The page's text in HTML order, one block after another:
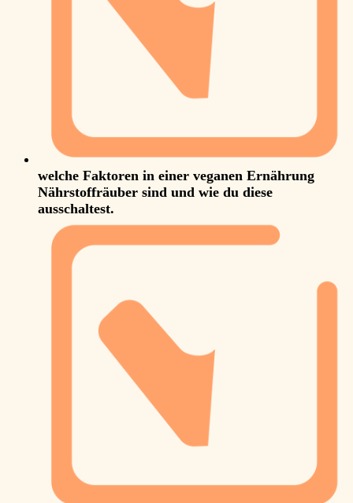
welche Faktoren in einer veganen Ernährung
Nährstoffräuber sind und wie du diese
ausschaltest.